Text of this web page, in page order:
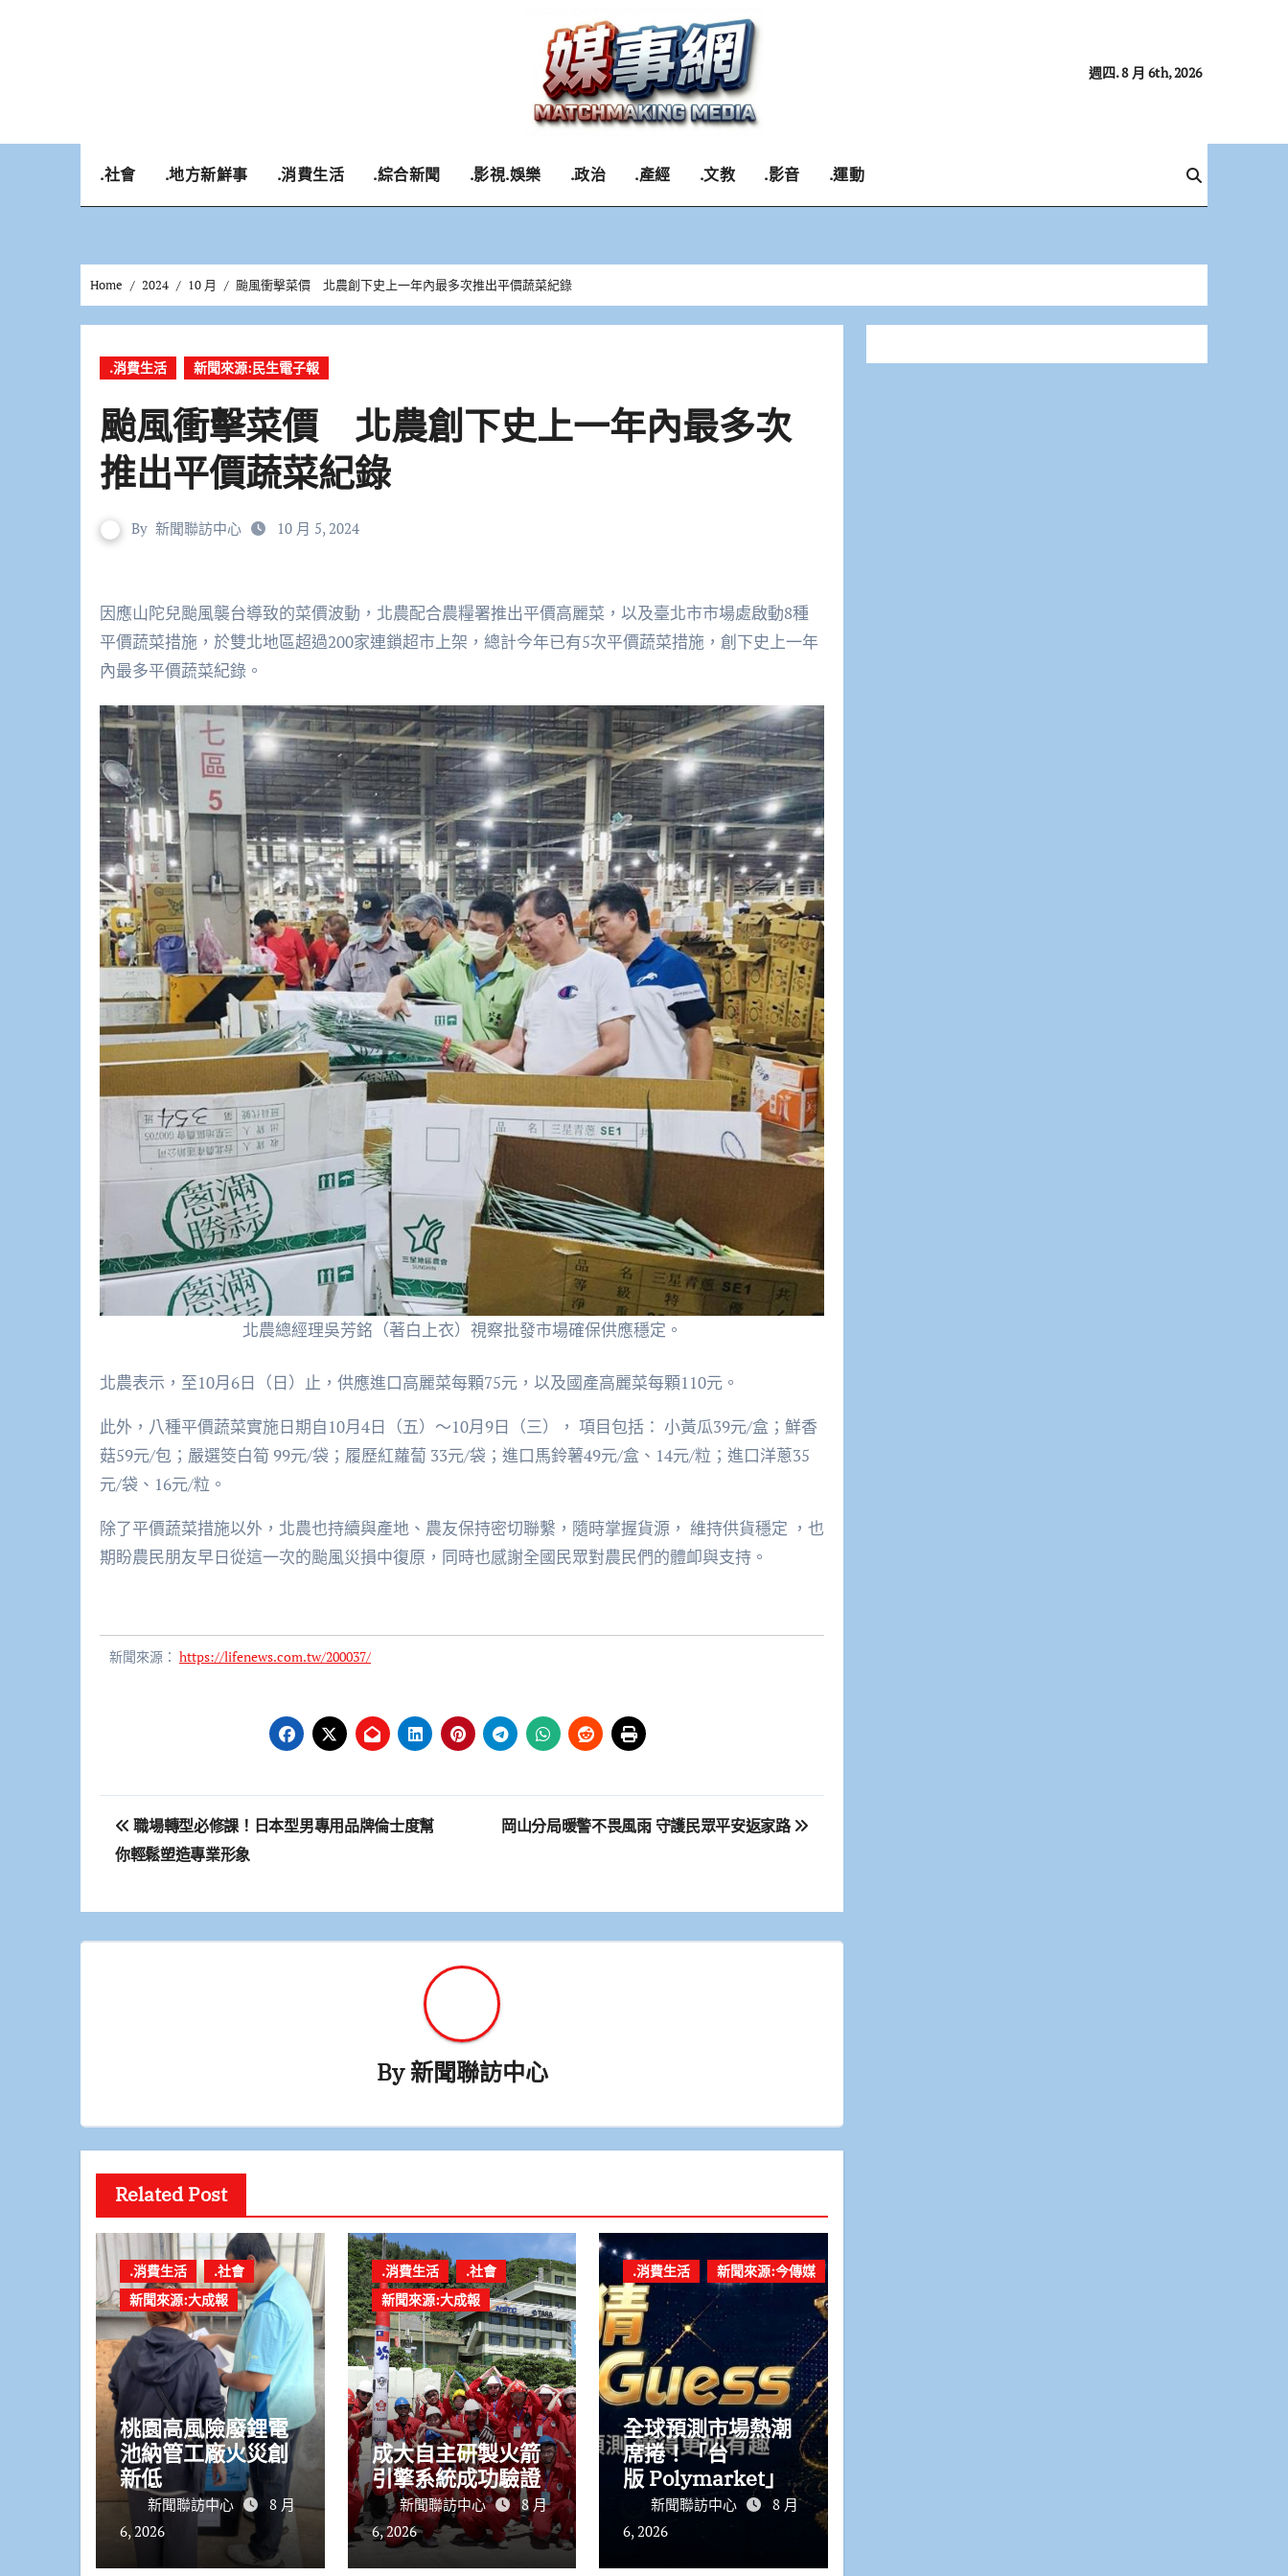
週四. 8 月 6th, 2026
.社會 .地方新鮮事 .消費生活 .綜合新聞 .影視.娛樂 .政治 .產經 .文教 .影音 .運動
Home 2024 10 月 颱風衝擊菜價 北農創下史上一年內最多次推出平價蔬菜紀錄
.消費生活 新聞來源:民生電子報
颱風衝擊菜價 北農創下史上一年內最多次
推出平價蔬菜紀錄
By 新聞聯訪中心 10 月 5, 2024
因應山陀兒颱風襲台導致的菜價波動，北農配合農糧署推出平價高麗菜，以及臺北市市場處啟動8種
平價蔬菜措施，於雙北地區超過200家連鎖超市上架，總計今年已有5次平價蔬菜措施，創下史上一年
內最多平價蔬菜紀錄。
北農總經理吳芳銘（著白上衣）視察批發市場確保供應穩定。
北農表示，至10月6日（日）止，供應進口高麗菜每顆75元，以及國產高麗菜每顆110元。
此外，八種平價蔬菜實施日期自10月4日（五）～10月9日（三）， 項目包括： 小黃瓜39元/盒；鮮香
菇59元/包；嚴選筊白筍 99元/袋；履歷紅蘿蔔 33元/袋；進口馬鈴薯49元/盒、14元/粒；進口洋蔥35
元/袋、16元/粒。
除了平價蔬菜措施以外，北農也持續與產地、農友保持密切聯繫，隨時掌握貨源， 維持供貨穩定 ，也
期盼農民朋友早日從這一次的颱風災損中復原，同時也感謝全國民眾對農民們的體卹與支持。
新聞來源： https://lifenews.com.tw/200037/
文
章
覽
職場轉型必修課！日本型男專用品牌倫士度幫
你輕鬆塑造專業形象
岡山分局暖警不畏風雨 守護民眾平安返家路
By新聞聯訪中心
Related Post
.消費生活
.社會
新聞來源:大成報
桃園高風險廢鋰電
池納管工廠火災創
新低
新聞聯訪中心
8 月
6, 2026
.消費生活
.社會
新聞來源:大成報
成大自主研製火箭
引擎系統成功驗證
新聞聯訪中心
8 月
6, 2026
.消費生活 新聞來源:今傳媒
全球預測市場熱潮
席捲！「台
版 Polymarket」
GodGuess 神猜正
式上線
新聞聯訪中心
8 月
6, 2026